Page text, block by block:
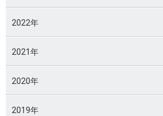
2022年
2021年
2020年
2019年